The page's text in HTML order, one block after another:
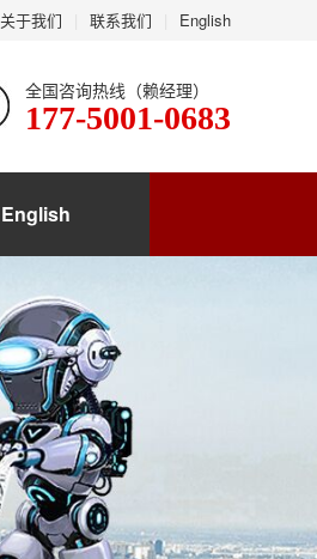
关于我们 联系我们 English
全国咨询热线（赖经理）
177-5001-0683
English